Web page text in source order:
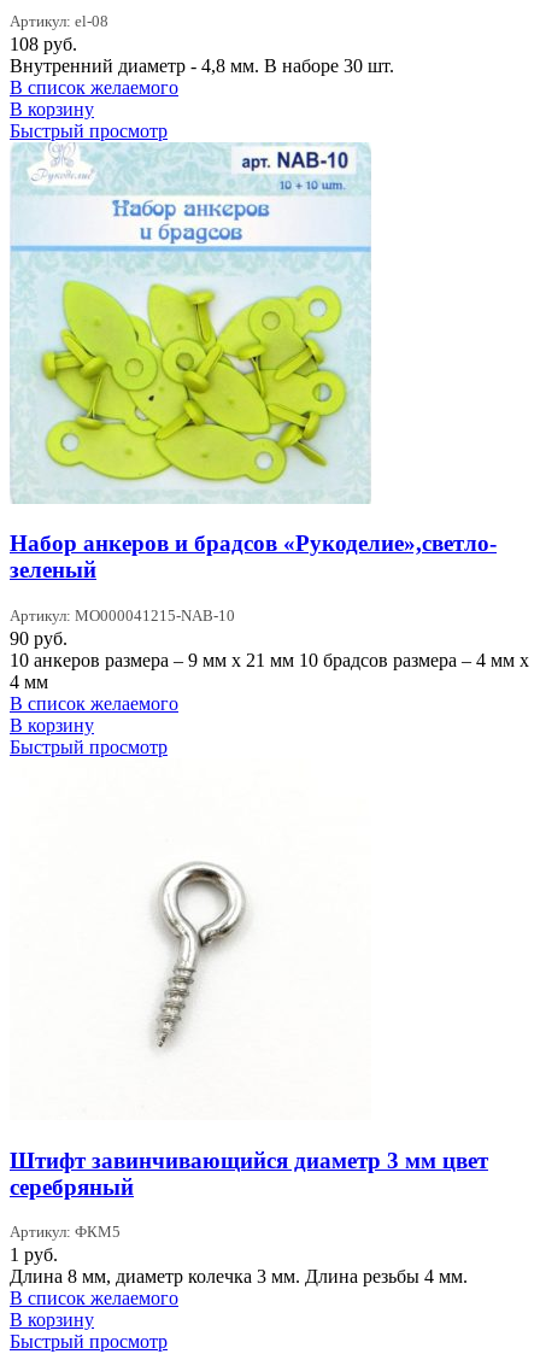
Артикул: el-08
108 руб.
Внутренний диаметр - 4,8 мм. В наборе 30 шт.
В список желаемого
В корзину
Быстрый просмотр
Набор анкеров и брадсов «Рукоделие»,светло-
зеленый
Артикул: MO000041215-NAB-10
90 руб.
10 анкеров размера – 9 мм х 21 мм 10 брадсов размера – 4 мм х
4 мм
В список желаемого
В корзину
Быстрый просмотр
Штифт завинчивающийся диаметр 3 мм цвет
серебряный
Артикул: ФКМ5
1 руб.
Длина 8 мм, диаметр колечка 3 мм. Длина резьбы 4 мм.
В список желаемого
В корзину
Быстрый просмотр